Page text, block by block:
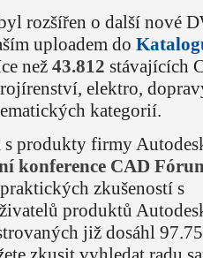
rozšířen o další nové
uploadem do
než 43.812 stávajících
elektro,
kategorií.
s produkty firmy
konference CAD
zkušeností s
produktů
již dosáhl